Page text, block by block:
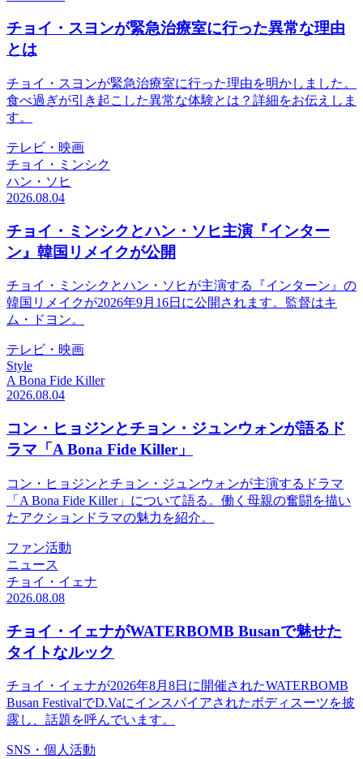
チョイ・スヨンが緊急治療室に行った異常な理由
とは
チョイ・スヨンが緊急治療室に行った理由を明かしました。
食べ過ぎが引き起こした異常な体験とは？詳細をお伝えしま
す。
テレビ・映画
チョイ・ミンシク
ハン・ソヒ
2026.08.04
チョイ・ミンシクとハン・ソヒ主演『インター
ン』韓国リメイクが公開
チョイ・ミンシクとハン・ソヒが主演する『インターン』の
韓国リメイクが2026年9月16日に公開されます。監督はキ
ム・ドヨン。
テレビ・映画
Style
A Bona Fide Killer
2026.08.04
コン・ヒョジンとチョン・ジュンウォンが語るド
ラマ「A Bona Fide Killer」
コン・ヒョジンとチョン・ジュンウォンが主演するドラマ
「A Bona Fide Killer」について語る。働く母親の奮闘を描い
たアクションドラマの魅力を紹介。
ファン活動
ニュース
チョイ・イェナ
2026.08.08
チョイ・イェナがWATERBOMB Busanで魅せた
タイトなルック
チョイ・イェナが2026年8月8日に開催されたWATERBOMB
Busan FestivalでD.Vaにインスパイアされたボディスーツを披
露し、話題を呼んでいます。
SNS・個人活動